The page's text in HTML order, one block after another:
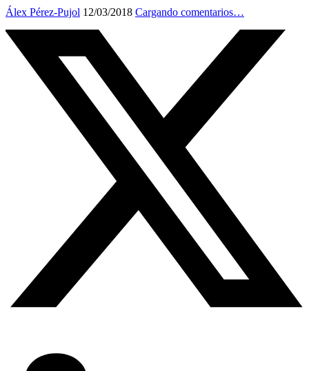
Álex Pérez-Pujol 12/03/2018 Cargando comentarios…